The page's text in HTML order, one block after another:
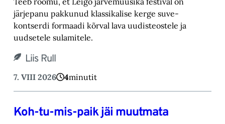
järjepanu pakkunud klassikalise kerge suve-‎
kontserdi formaadi kõrval lava uudisteostele ja
uudsetele sulamitele.‎
Liis Rull
7. VIII 2026 4minutit
Koh-tu-mis-paik jäi muutmata